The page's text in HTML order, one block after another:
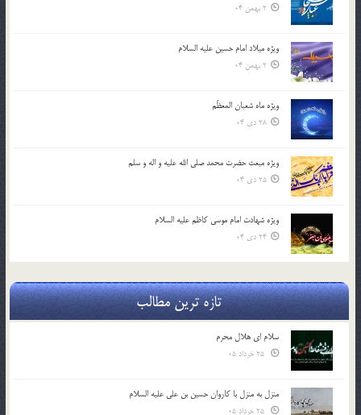
2 بهمن 04
ویژه میلاد امام حسین علیه السلام
2 بهمن 04
ویژه ماه شعبان المعظّم
28 دی 04
ویژه مبعث حضرت محمد صلی الله علیه و اله و سلم
25 دی 04
ویژه شهادت امام موسی کاظم علیه السلام
24 دی 04
تازه ترین مطالب
سلام ای هلال محرم
منزل به منزل با کاروان حسین بن علی علیه السلام